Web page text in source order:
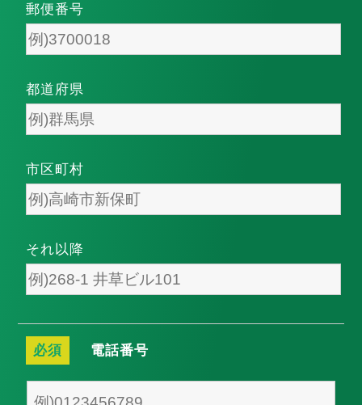
郵便番号
都道府県
市区町村
それ以降
必須 電話番号